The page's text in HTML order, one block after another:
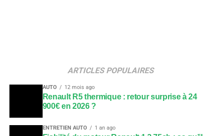
ARTICLES POPULAIRES
AUTO 12 mois ago
Renault R5 thermique : retour surprise à 24
900€ en 2026 ?
ENTRETIEN AUTO 1 an ago